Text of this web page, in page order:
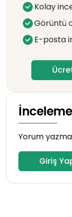
Kolay
Görüntü
E-posta
Yorum
Giriş